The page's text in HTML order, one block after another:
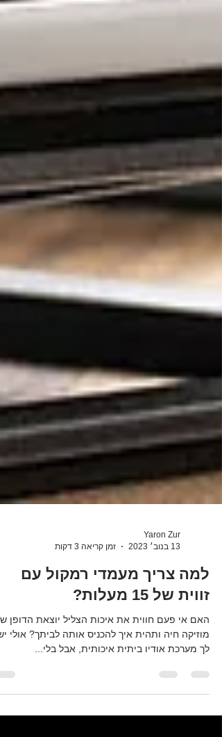
13 בנוב׳ 2023
זמן קריאה 3 דקות
למה צריך מעמדי רמקול עם
זווית של 15 מעלות?
האם אי פעם חווית את איכות הצליל יוצאת הדופן
לך מערכת אודיו ביתית איכותית, אבל בלי...